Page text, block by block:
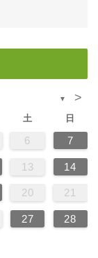
▼ >
土 日
6 7
13 14
20 21
27 28